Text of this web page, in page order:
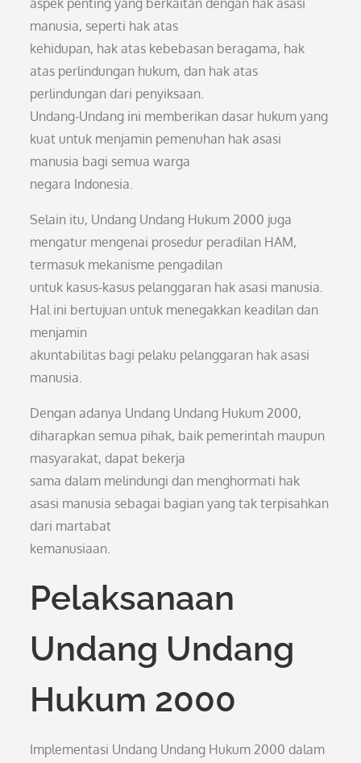
aspek penting yang berkaitan dengan hak asasi
manusia, seperti hak atas
kehidupan, hak atas kebebasan beragama, hak
atas perlindungan hukum, dan hak atas
perlindungan dari penyiksaan.
Undang-Undang ini memberikan dasar hukum yang
kuat untuk menjamin pemenuhan hak asasi
manusia bagi semua warga
negara Indonesia.
Selain itu, Undang Undang Hukum 2000 juga
mengatur mengenai prosedur peradilan HAM,
termasuk mekanisme pengadilan
untuk kasus-kasus pelanggaran hak asasi manusia.
Hal ini bertujuan untuk menegakkan keadilan dan
menjamin
akuntabilitas bagi pelaku pelanggaran hak asasi
manusia.
Dengan adanya Undang Undang Hukum 2000,
diharapkan semua pihak, baik pemerintah maupun
masyarakat, dapat bekerja
sama dalam melindungi dan menghormati hak
asasi manusia sebagai bagian yang tak terpisahkan
dari martabat
kemanusiaan.
Pelaksanaan
Undang Undang
Hukum 2000
Implementasi Undang Undang Hukum 2000 dalam